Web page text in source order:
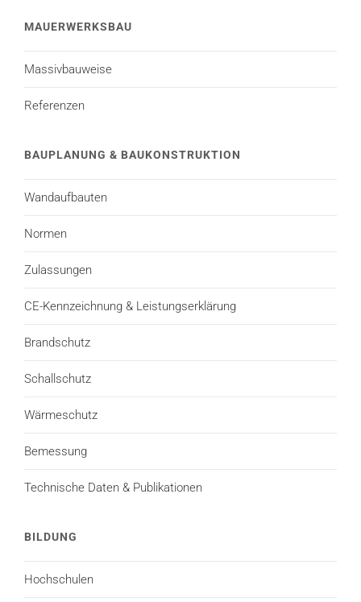
MAUERWERKSBAU
Massivbauweise
Referenzen
BAUPLANUNG & BAUKONSTRUKTION
Wandaufbauten
Normen
Zulassungen
CE-Kennzeichnung & Leistungserklärung
Brandschutz
Schallschutz
Wärmeschutz
Bemessung
Technische Daten & Publikationen
BILDUNG
Hochschulen